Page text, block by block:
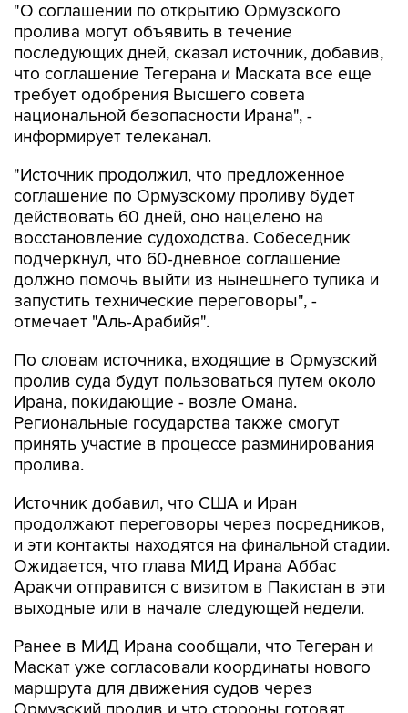
"О соглашении по открытию Ормузского
пролива могут объявить в течение
последующих дней, сказал источник, добавив,
что соглашение Тегерана и Маската все еще
требует одобрения Высшего совета
национальной безопасности Ирана", -
информирует телеканал.
"Источник продолжил, что предложенное
соглашение по Ормузскому проливу будет
действовать 60 дней, оно нацелено на
восстановление судоходства. Собеседник
подчеркнул, что 60-дневное соглашение
должно помочь выйти из нынешнего тупика и
запустить технические переговоры", -
отмечает "Аль-Арабийя".
По словам источника, входящие в Ормузский
пролив суда будут пользоваться путем около
Ирана, покидающие - возле Омана.
Региональные государства также смогут
принять участие в процессе разминирования
пролива.
Источник добавил, что США и Иран
продолжают переговоры через посредников,
и эти контакты находятся на финальной стадии.
Ожидается, что глава МИД Ирана Аббас
Аракчи отправится с визитом в Пакистан в эти
выходные или в начале следующей недели.
Ранее в МИД Ирана сообщали, что Тегеран и
Маскат уже согласовали координаты нового
маршрута для движения судов через